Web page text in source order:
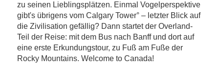
zu seinen Lieblingsplätzen. Einmal Vogelperspektive
gibt's übrigens vom Calgary Tower° – letzter Blick auf
die Zivilisation gefällig? Dann startet der Overland-
Teil der Reise: mit dem Bus nach Banff und dort auf
eine erste Erkundungstour, zu Fuß am Fuße der
Rocky Mountains. Welcome to Canada!